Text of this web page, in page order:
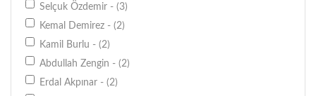
Selçuk Özdemir - (3)
Kemal Demirez - (2)
Kamil Burlu - (2)
Abdullah Zengin - (2)
Erdal Akpınar - (2)